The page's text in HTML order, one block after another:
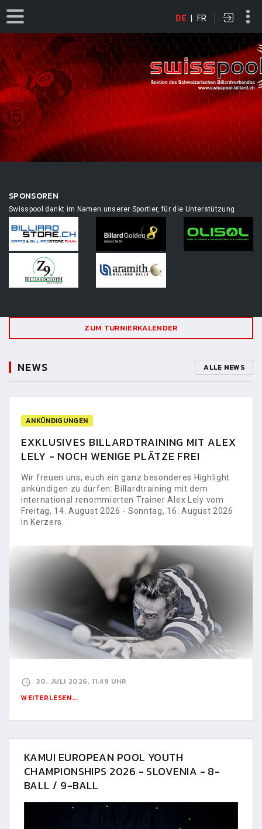
DE | FR
SPONSOREN
Swisspool dankt im Namen unserer Sportler, für die Unterstützung
ZUM TURNIERKALENDER
NEWS ALLE NEWS
ANKÜNDIGUNGEN
EXKLUSIVES BILLARDTRAINING MIT ALEX
LELY - NOCH WENIGE PLÄTZE FREI
Wir freuen uns, euch ein ganz besonderes Highlight
ankündigen zu dürfen: Billardtraining mit dem
international renommierten Trainer Alex Lely vom
Freitag, 14. August 2026 - Sonntag, 16. August 2026
in Kerzers.
30. JULI 2026, 11:49 UHR
WEITERLESEN...
KAMUI EUROPEAN POOL YOUTH
CHAMPIONSHIPS 2026 - SLOVENIA - 8-
BALL / 9-BALL